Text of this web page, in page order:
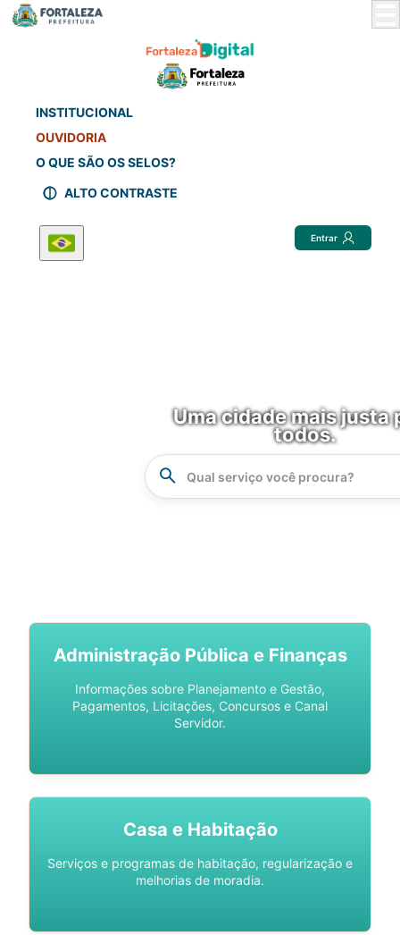
INSTITUCIONAL
OUVIDORIA
O QUE SÃO OS SELOS?
ALTO CONTRASTE
Entrar
Uma cidade mais justa
todos.
Administração Pública e Finanças
Informações sobre Planejamento e Gestão,
Pagamentos, Licitações, Concursos e Canal
Servidor.
Casa e Habitação
Serviços e programas de habitação, regularização e
melhorias de moradia.